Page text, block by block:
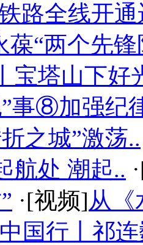
路全线开
葆“两个先
宝塔山下好
事⑧加强纪
之城”激荡..
航处 潮起..
·[视频]从《
国行丨祁